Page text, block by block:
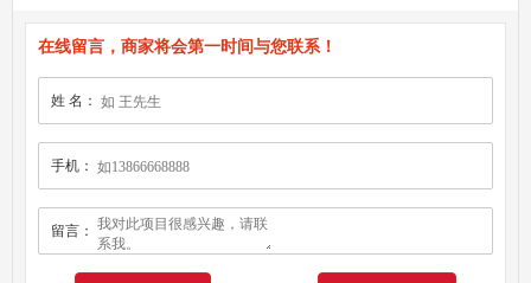
在线留言，商家将会第一时间与您联系！
姓 名：
手机：
留言：